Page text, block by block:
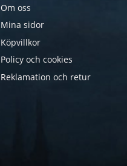
Om oss
Mina sidor
Köpvillkor
Policy och cookies
Reklamation och retur